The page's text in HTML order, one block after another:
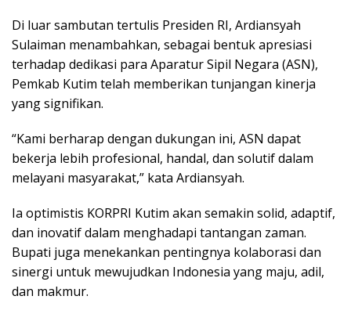
Di luar sambutan tertulis Presiden RI, Ardiansyah
Sulaiman menambahkan, sebagai bentuk apresiasi
terhadap dedikasi para Aparatur Sipil Negara (ASN),
Pemkab Kutim telah memberikan tunjangan kinerja
yang signifikan.
“Kami berharap dengan dukungan ini, ASN dapat
bekerja lebih profesional, handal, dan solutif dalam
melayani masyarakat,” kata Ardiansyah.
Ia optimistis KORPRI Kutim akan semakin solid, adaptif,
dan inovatif dalam menghadapi tantangan zaman.
Bupati juga menekankan pentingnya kolaborasi dan
sinergi untuk mewujudkan Indonesia yang maju, adil,
dan makmur.